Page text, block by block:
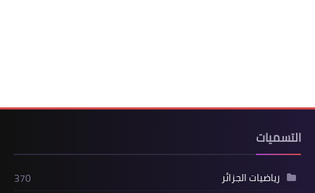
التسميات
رياضيات الجزائر
370